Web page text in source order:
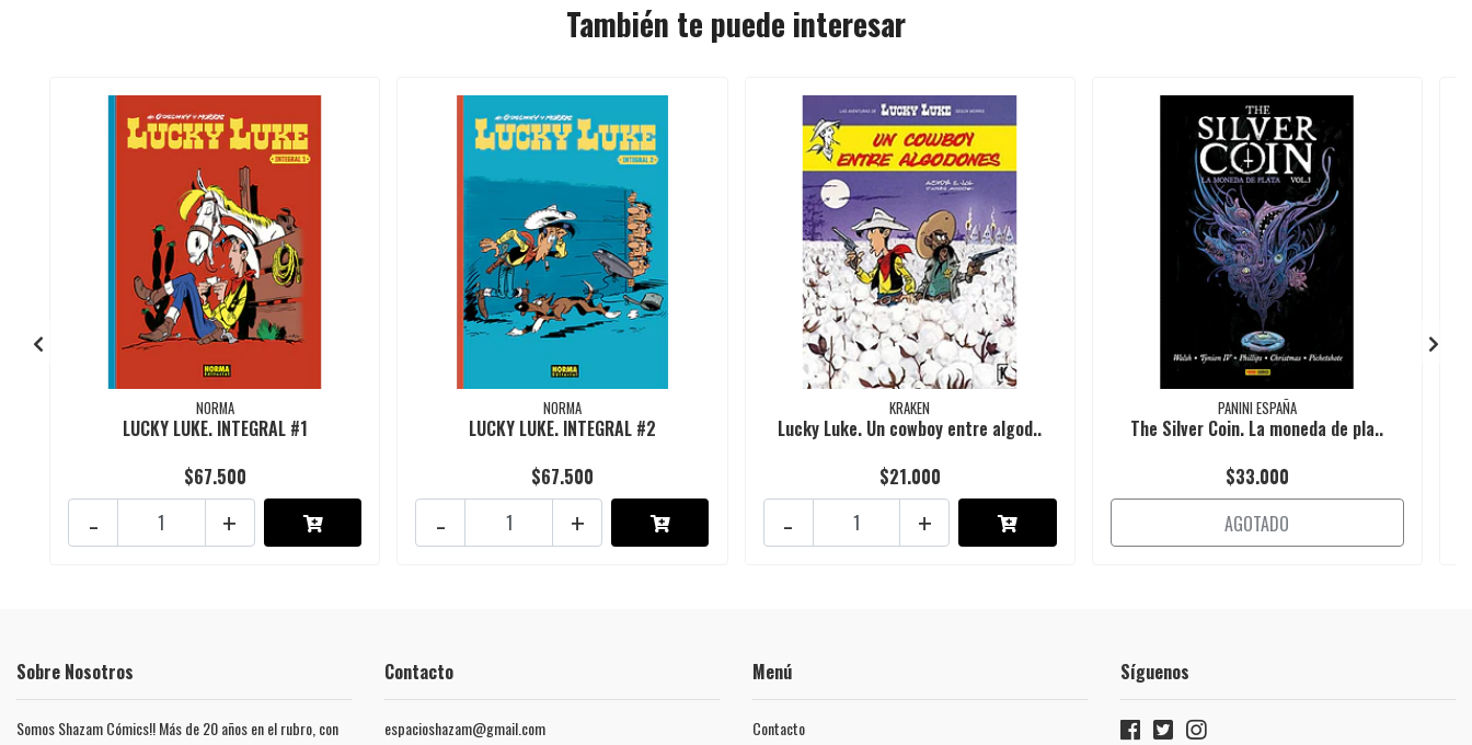
También te puede interesar
NORMA
LUCKY LUKE. INTEGRAL #1
$67.500
+
-
NORMA
LUCKY LUKE. INTEGRAL #2
$67.500
+
-
KRAKEN
Lucky Luke. Un cowboy entre algod..
$21.000
+
-
PANINI ESPAÑA
The Silver Coin. La moneda de pla..
$33.000
AGOTADO
Sobre Nosotros
Somos Shazam Cómics!! Más de 20 años en el rubro, con
Contacto
espacioshazam@gmail.com
Menú
Contacto
Síguenos